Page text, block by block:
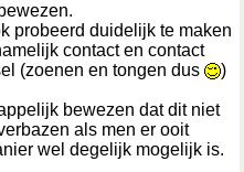
probeerd duidelijk te maken
contact en contact
(zoenen en tongen dus
)
bewezen dat dit niet
als men er ooit
wel degelijk mogelijk is.